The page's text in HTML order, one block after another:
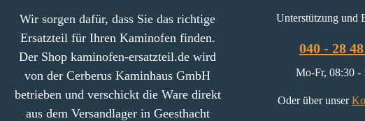
Wir sorgen dafür, dass Sie das richtige
Ersatzteil für Ihren Kaminofen finden.
Der Shop kaminofen-ersatzteil.de wird
von der Cerberus Kaminhaus GmbH
betrieben und verschickt die Ware direkt
aus dem Versandlager in Geesthacht
Unterstützung und
040 - 28
Mo-Fr, 08:30 -
Oder über unser